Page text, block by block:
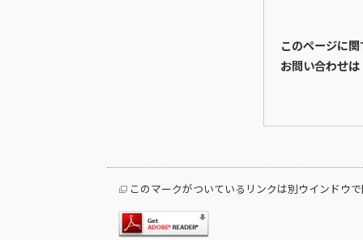
このページに関
お問い合わせは
このマークがついているリンクは別ウインドウ